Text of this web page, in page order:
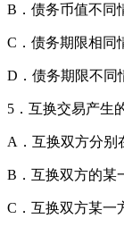
B．债务币值不同
C．债务期限相同
D．债务期限不同
5．互换交易产生
A．互换双方分别
B．互换双方的某
C．互换双方某一